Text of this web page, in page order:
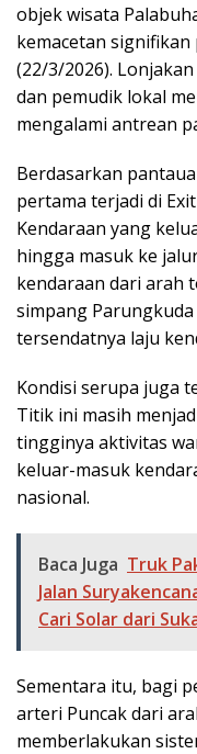
objek wisata
kemacetan
(22/3/2026).
dan pemudik lokal
mengalami antrean
​Berdasarkan
pertama terjadi di
Kendaraan yang
hingga masuk ke
kendaraan dari arah
simpang
tersendatnya laju
​Kondisi serupa juga
Titik ini masih
tingginya aktivitas
keluar-masuk
nasional.
Baca Juga Truk
Jalan
Cari Solar dari
​Sementara itu, bagi
arteri Puncak dari
memberlakukan